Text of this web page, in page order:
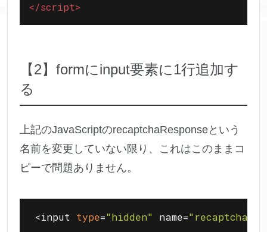
</script>
【2】formにinput要素に1行追加す
る
上記のJavaScriptのrecaptchaResponseという
名前を変更していない限り、これはこのままコ
ピーで問題ありません。
<input type="hidden" name=